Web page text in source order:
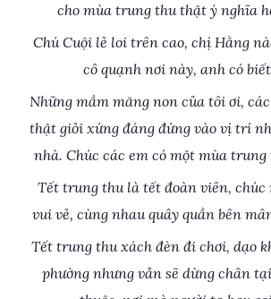
cho mùa trung thu thật ý nghĩa
Chú Cuội lẻ loi trên cao, chị Hằng
cô quạnh nơi này, anh có
Những mầm măng non của tôi ơi,
thật giỏi xứng đáng đứng vào vị trí
nhà. Chúc các em có một mùa
Tết trung thu là tết đoàn viên, chúc
vui vẻ, cùng nhau quây quần bên
Tết trung thu xách đèn đi chơi, dạo
phường nhưng vẫn sẽ dừng chân